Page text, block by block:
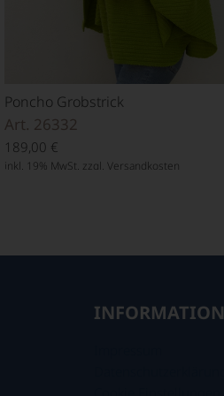
Poncho Grobstrick
Art. 26332
189,00 €
inkl. 19% MwSt. zzgl. Versandkosten
INFORMATION